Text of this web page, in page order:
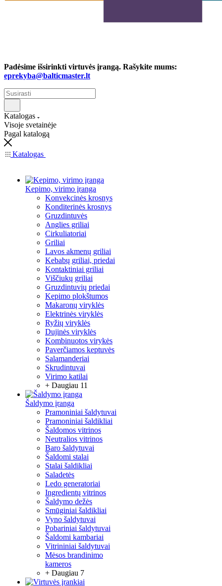
Padėsime išsirinkti virtuvės įrangą. Rašykite mums:
eprekyba@balticmaster.lt
Katalogas
Visoje svetainėje
Pagal katalogą
Katalogas
Kepimo, virimo įranga
Konvekcinės krosnys
Konditerinės krosnys
Gruzdintuvės
Anglies griliai
Cirkuliatoriai
Griliai
Lavos akmenų griliai
Kebabų griliai, priedai
Kontaktiniai griliai
Viščiukų griliai
Gruzdintuvių priedai
Kepimo plokštumos
Makaronų viryklės
Elektrinės viryklės
Ryžių viryklės
Dujinės viryklės
Kombinuotos virykės
Paverčiamos keptuvės
Salamanderiai
Skrudintuvai
Virimo katilai
+ Daugiau 11
Šaldymo įranga
Pramoniniai šaldytuvai
Pramoniniai šaldikliai
Šaldomos vitrinos
Neutralios vitrinos
Baro šaldytuvai
Šaldomi stalai
Stalai šaldikliai
Saladetės
Ledo generatoriai
Ingredientų vitrinos
Šaldymo dežės
Smūginiai šaldikliai
Vyno šaldytuvai
Pobariniai šaldytuvai
Šaldomi kambariai
Vitrininiai šaldytuvai
Mėsos brandinimo
kameros
+ Daugiau 7